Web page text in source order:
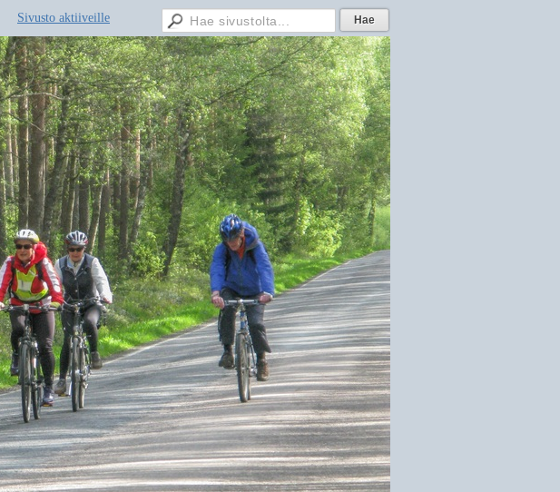
Sivusto aktiiveille